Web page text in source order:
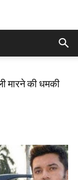
मारने की धमकी